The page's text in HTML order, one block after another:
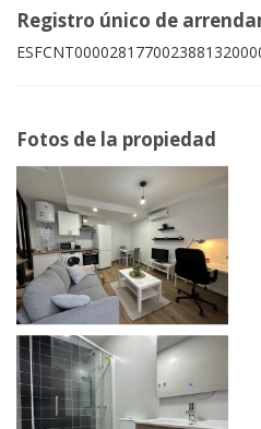
Registro único de
Fotos de la propiedad